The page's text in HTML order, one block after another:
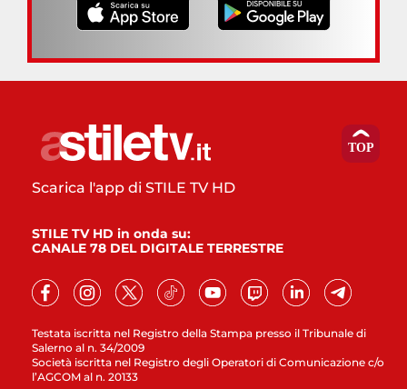
Testata iscritta nel Registro della Stampa presso il Tribunale di
Salerno al n. 34/2009
Società iscritta nel Registro degli Operatori di Comunicazione c/o
l’AGCOM al n. 20133
Scarica l'app di STILE TV HD
STILE TV HD in onda su:
CANALE 78 DEL DIGITALE TERRESTRE